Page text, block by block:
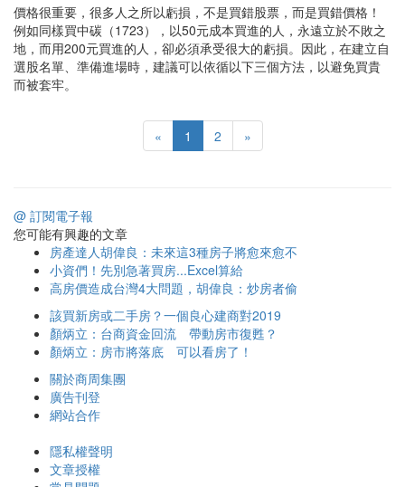
價格很重要，很多人之所以虧損，不是買錯股票，而是買錯價格！
例如同樣買中碳（1723），以50元成本買進的人，永遠立於不敗之
地，而用200元買進的人，卻必須承受很大的虧損。因此，在建立自
選股名單、準備進場時，建議可以依循以下三個方法，以避免買貴
而被套牢。
« 1 2 »
@ 訂閱電子報
您可能有興趣的文章
房產達人胡偉良：未來這3種房子將愈來愈不
小資們！先別急著買房...Excel算給
高房價造成台灣4大問題，胡偉良：炒房者偷
該買新房或二手房？一個良心建商對2019
顏炳立：台商資金回流 帶動房市復甦？
顏炳立：房市將落底 可以看房了！
關於商周集團
廣告刊登
網站合作
隱私權聲明
文章授權